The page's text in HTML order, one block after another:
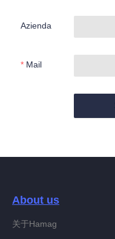
Azienda
Mail
About us
关于Hamag